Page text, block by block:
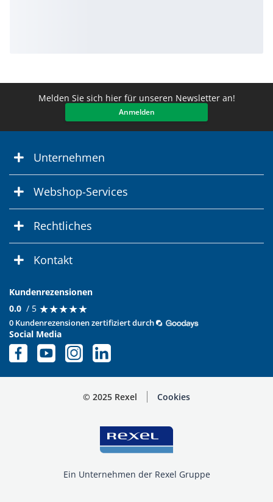
Melden Sie sich hier für unseren Newsletter an!
Anmelden
Unternehmen
Webshop-Services
Rechtliches
Kontakt
Kundenrezensionen
0.0 / 5 ★★★★★
★★★★★
0 Kundenrezensionen zertifiziert durch
Social Media
© 2025 Rexel Cookies
Ein Unternehmen der Rexel Gruppe